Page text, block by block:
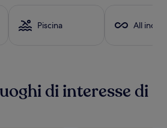
Piscina All
di interesse di